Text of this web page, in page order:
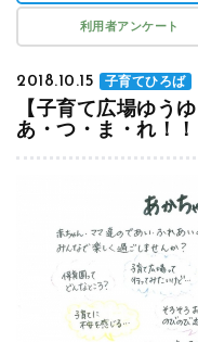
利用者アンケート
2018.10.15 子育てひろば
【子育て広場ゆう
あ・つ・ま・れ！！